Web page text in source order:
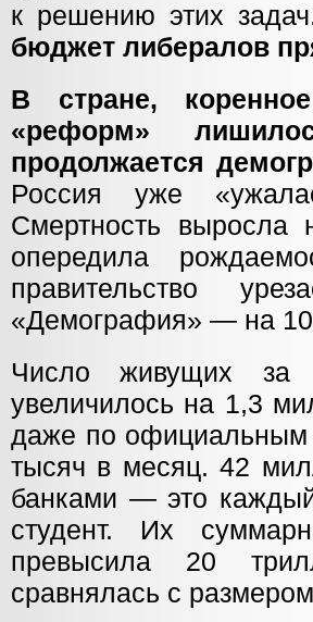
к решению этих
бюджет либералов
В стране,
«реформ»
продолжается
Россия уже
Смертность
опередила
правительство
«Демография» — на
Число живущих за
увеличилось на 1,3
даже по
тысяч в месяц. 42
банками — это
студент. Их
превысила 20
сравнялась с